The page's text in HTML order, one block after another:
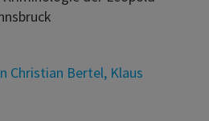
Christian Bertel, Klaus